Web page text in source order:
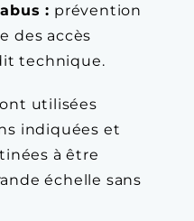
: prévention
des accès
technique.
utilisées
indiquées et
à être
échelle sans